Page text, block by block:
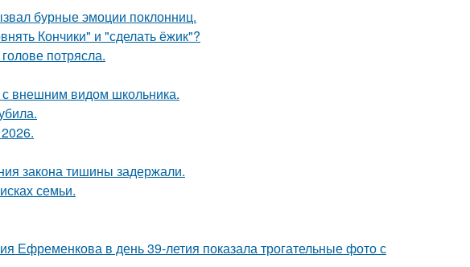
бурные эмоции поклонниц.
Кончики" и "сделать ёжик"?
потрясла.
внешним видом школьника.
закона тишины задержали.
семьи.
в день 39-летия показала трогательные фото с